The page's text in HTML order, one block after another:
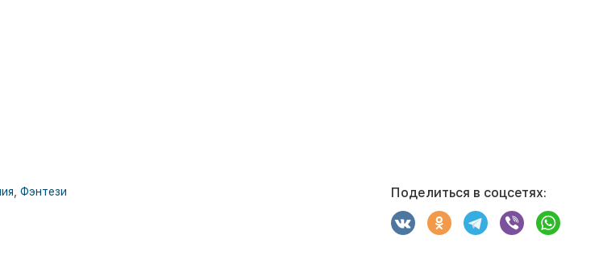
Фэнтези Поделиться в соцсетях: